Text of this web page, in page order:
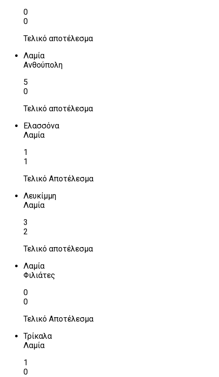
0
0
Τελικό αποτέλεσμα
Λαμία
Ανθούπολη
5
0
Τελικό αποτέλεσμα
Ελασσόνα
Λαμία
1
1
Τελικό Αποτέλεσμα
Λευκίμμη
Λαμία
3
2
Τελικό αποτέλεσμα
Λαμία
Φιλιάτες
0
0
Τελικό Αποτέλεσμα
Τρίκαλα
Λαμία
1
0